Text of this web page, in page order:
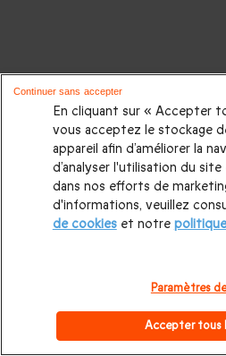
En cliquant sur « Accepter
vous acceptez le stockage
appareil afin d’améliorer la
d’analyser l'utilisation du
dans nos efforts de
d'informations, veuillez
de cookieset notre
Paramètres
Accepter tous
Continuer sans accepter